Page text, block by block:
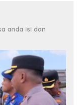
anda isi dan